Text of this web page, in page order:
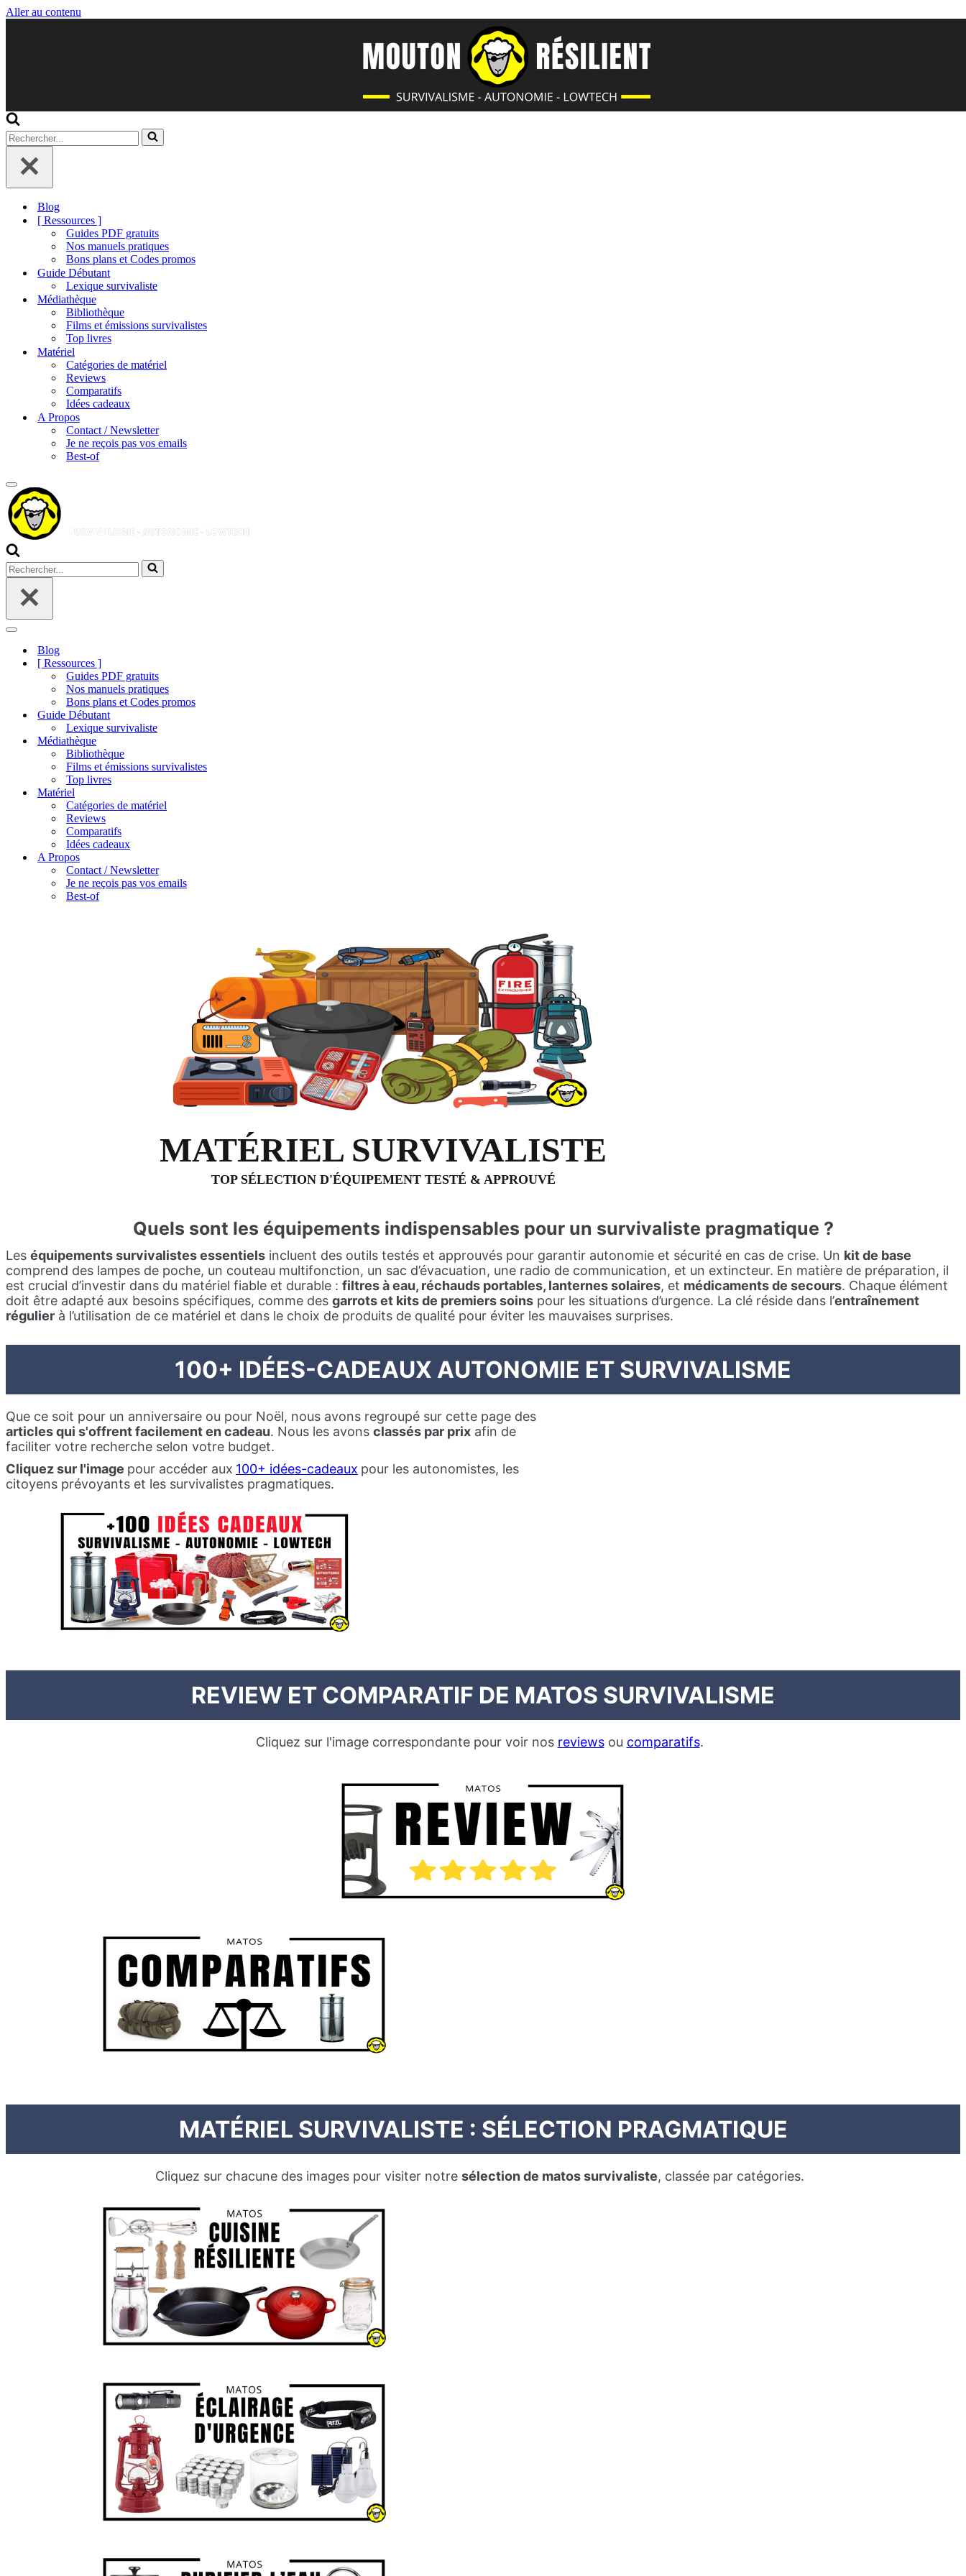
Aller au contenu
Rechercher...
Blog
[ Ressources ]
Guides PDF gratuits
Nos manuels pratiques
Bons plans et Codes promos
Guide Débutant
Lexique survivaliste
Médiathèque
Bibliothèque
Films et émissions survivalistes
Top livres
Matériel
Catégories de matériel
Reviews
Comparatifs
Idées cadeaux
A Propos
Contact / Newsletter
Je ne reçois pas vos emails
Best-of
Menu
de
navigation
Rechercher...
Menu
navigation
Blog
[ Ressources ]
Guides PDF gratuits
Nos manuels pratiques
Bons plans et Codes promos
Guide Débutant
Lexique survivaliste
Médiathèque
Bibliothèque
Films et émissions survivalistes
Top livres
Matériel
Catégories de matériel
Reviews
Comparatifs
Idées cadeaux
A Propos
Contact / Newsletter
Je ne reçois pas vos emails
Best-of
MATÉRIEL SURVIVALISTE
TOP SÉLECTION D'ÉQUIPEMENT TESTÉ & APPROUVÉ
Quels sont les équipements indispensables pour un survivaliste pragmatique ?
Les équipements survivalistes essentiels incluent des outils testés et approuvés pour garantir autonomie et sécurité en cas de crise. Un kit de base
comprend des lampes de poche, un couteau multifonction, un sac d’évacuation, une radio de communication, et un extincteur. En matière de préparation, il
est crucial d’investir dans du matériel fiable et durable : filtres à eau, réchauds portables, lanternes solaires, et médicaments de secours. Chaque élément
doit être adapté aux besoins spécifiques, comme des garrots et kits de premiers soins pour les situations d’urgence. La clé réside dans l’entraînement
régulier à l’utilisation de ce matériel et dans le choix de produits de qualité pour éviter les mauvaises surprises.
100+ IDÉES-CADEAUX AUTONOMIE ET SURVIVALISME
Que ce soit pour un anniversaire ou pour Noël, nous avons regroupé sur cette page des
articles qui s'offrent facilement en cadeau. Nous les avons classés par prix afin de
faciliter votre recherche selon votre budget.
Cliquez sur l'image pour accéder aux 100+ idées-cadeaux pour les autonomistes, les
citoyens prévoyants et les survivalistes pragmatiques.
REVIEW ET COMPARATIF DE MATOS SURVIVALISME
Cliquez sur l'image correspondante pour voir nos reviewsou comparatifs.
MATÉRIEL SURVIVALISTE : SÉLECTION PRAGMATIQUE
Cliquez sur chacune des images pour visiter notre sélection de matos survivaliste, classée par catégories.